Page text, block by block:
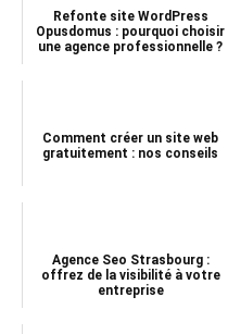
Refonte site WordPress
Opusdomus : pourquoi choisir
une agence professionnelle ?
Comment créer un site web
gratuitement : nos conseils
Agence Seo Strasbourg :
offrez de la visibilité à votre
entreprise